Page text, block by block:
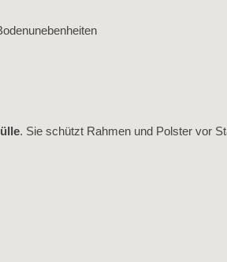
. Sie schützt Rahmen und Polster vor